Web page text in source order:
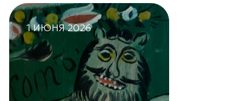
1 ИЮНЯ 2026